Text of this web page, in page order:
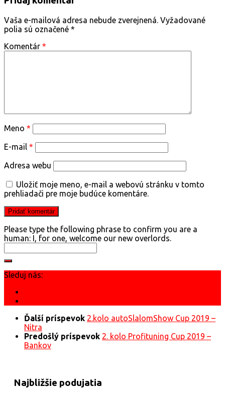
Vaša e-mailová adresa nebude zverejnená. Vyžadované
polia sú označené *
Komentár *
Meno *
E-mail *
Adresa webu
Uložiť moje meno, e-mail a webovú stránku v tomto
prehliadači pre moje budúce komentáre.
Please type the following phrase to confirm you are a
human: I, for one, welcome our new overlords.
Sleduj nás:
Ďalší príspevok 2.kolo autoSlalomShow Cup 2019 –
Nitra
Predošlý príspevok 2. kolo Profituning Cup 2019 –
Bankov
Najbližšie podujatia